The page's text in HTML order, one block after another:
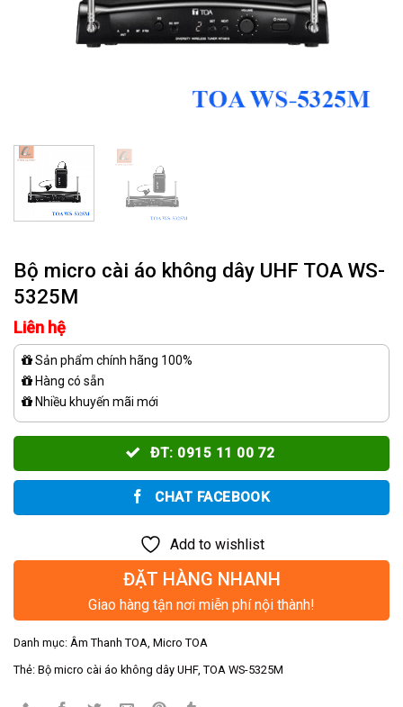
Bộ micro cài áo không dây UHF TOA WS-
5325M
Liên hệ
Sản phẩm chính hãng 100%
Hàng có sẵn
Nhiều khuyến mãi mới
ĐT: 0915 11 00 72
CHAT FACEBOOK
Add to wishlist
ĐẶT HÀNG NHANH
Giao hàng tận nơi miễn phí nội thành!
Danh mục: Âm Thanh TOA, Micro TOA
Thẻ: Bộ micro cài áo không dây UHF, TOA WS-5325M